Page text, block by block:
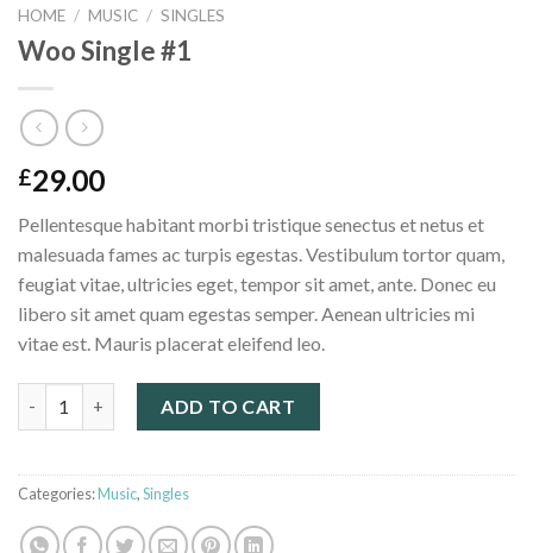
HOME / MUSIC / SINGLES
Woo Single #1
£29.00
Pellentesque habitant morbi tristique senectus et netus et
malesuada fames ac turpis egestas. Vestibulum tortor quam,
feugiat vitae, ultricies eget, tempor sit amet, ante. Donec eu
libero sit amet quam egestas semper. Aenean ultricies mi
vitae est. Mauris placerat eleifend leo.
ADD TO CART
Categories:Music,Singles